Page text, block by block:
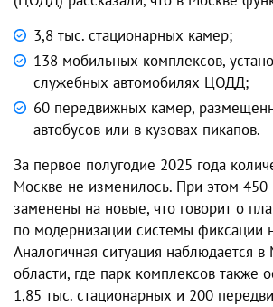
3,8 тыс. стационарных камер;
138 мобильных комплексов,
служебных автомобилях ЦОДД;
60 передвижных камер,
автобусов или в кузовах пикапов.
За первое полугодие 2025 года
Москве не изменилось. При этом
заменены на новые, что говорит о
по модернизации системы фиксации
Аналогичная ситуация наблюдается в
области, где парк комплексов также
1,85 тыс. стационарных и 200